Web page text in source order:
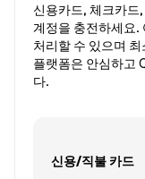
신용카드, 체크카드
계정을 충전하세요.
처리할 수 있으며
플랫폼은 안심하고
다.
신용/직불 카드